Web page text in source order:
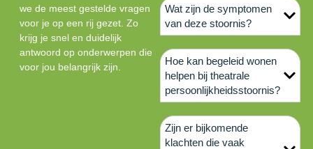
we de meest gestelde vragen
voor je op een rij gezet. Zo
krijg je snel en duidelijk
antwoord op onderwerpen die
voor jou belangrijk zijn.
Wat zijn de symptomen
van deze stoornis?
Hoe kan begeleid wonen
helpen bij theatrale
persoonlijkheidsstoornis?
Zijn er bijkomende
klachten die vaak